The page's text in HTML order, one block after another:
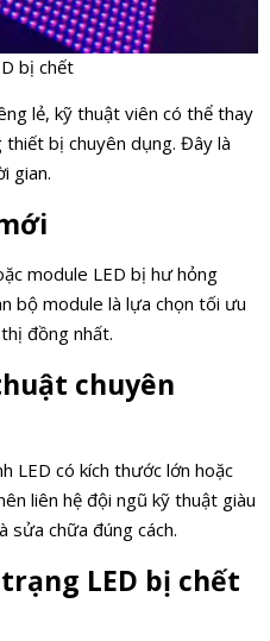
bị chết
lẻ, kỹ thuật viên có thể thay
bị chuyên dụng. Đây là
gian.
module LED bị hư hỏng
bộ module là lựa chọn tối ưu
đồng nhất.
chuyên
LED có kích thước lớn hoặc
liên hệ đội ngũ kỹ thuật giàu
sửa chữa đúng cách.
LED bị chết